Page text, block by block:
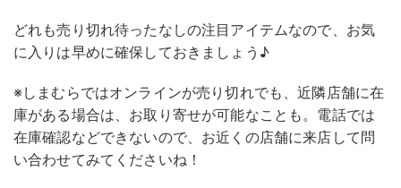
どれも売り切れ待ったなしの注目アイテムなので、お気
に入りは早めに確保しておきましょう♪
※しまむらではオンラインが売り切れでも、近隣店舗に在
庫がある場合は、お取り寄せが可能なことも。電話では
在庫確認などできないので、お近くの店舗に来店して問
い合わせてみてくださいね！